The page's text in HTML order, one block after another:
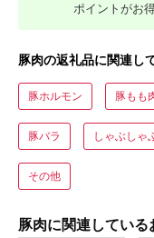
ポイントがお
豚肉の返礼品に関連し
豚ホルモン 豚もも
豚バラ しゃぶしゃ
その他
豚肉に関連してい